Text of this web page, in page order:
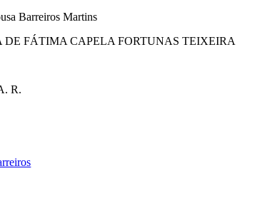
Barreiros Martins
DE FÁTIMA CAPELA FORTUNAS TEIXEIRA
R.